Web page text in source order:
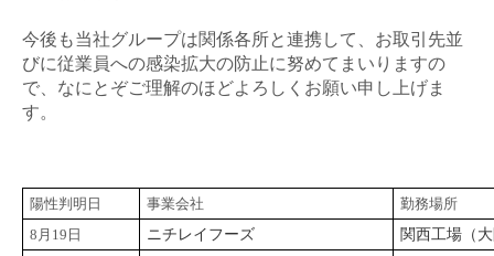
今後も当社グループは関係各所と連携して、お取引先並
びに従業員への感染拡大の防止に努めてまいりますの
で、なにとぞご理解のほどよろしくお願い申し上げま
す。
陽性判明日 事業会社
勤務場所
8月19日
ニチレイフーズ 関西工場（